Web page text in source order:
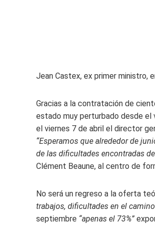
Jean Castex, ex primer ministro,
Gracias a la contratación de
estado muy perturbado desde el
el viernes 7 de abril el director
“Esperamos que alrededor de
de las dificultades encontradas
Clément Beaune, al centro de
No será un regreso a la oferta
trabajos, dificultades en el
septiembre “apenas el 73%”